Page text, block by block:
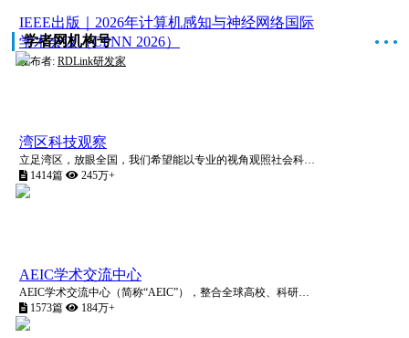
IEEE出版｜2026年计算机感知与神经网络国际
学术会议（CPNN 2026）
发布者: RDLink研发家
学者网机构号 ● ● ●
湾区科技观察
立足湾区，放眼全国，我们希望能以专业的视角观照社会科技发展前沿，以切中肯綮的见解为湾区科技创新做出自己的贡献，为湾区科技工作者、湾区科创企业、湾区科技发展趋势，注入磅礴不息的生机与活力。
1414篇
245万+
AEIC学术交流中心
AEIC学术交流中心（简称“AEIC”），整合全球高校、科研院所及学术机构等专业学术资源，以“忠于学术，服务学者”为理念，致力于科技信息传播、学者科研交流、社会热点深剖等与学术相关交流活动，打造国际学
1573篇
184万+